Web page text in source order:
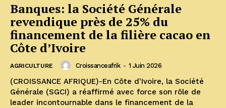
Banques: la Société Générale
revendique près de 25% du
financement de la filière cacao en
Côte d’Ivoire
AGRICULTURE Croissanceafrik - 1 Juin 2026
(CROISSANCE AFRIQUE)-En Côte d'Ivoire, la Société
Générale (SGCI) a réaffirmé avec force son rôle de
leader incontournable dans le financement de la